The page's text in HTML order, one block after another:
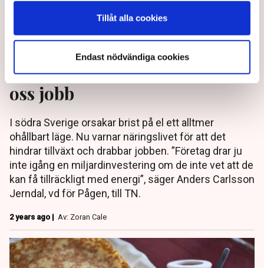
Tillåt alla cookies
Endast nödvändiga cookies
Pågen: Elkrisen hotar
miljardinvesteringar – kostar
oss jobb
I södra Sverige orsakar brist på el ett alltmer
ohållbart läge. Nu varnar näringslivet för att det
hindrar tillväxt och drabbar jobben. ”Företag drar ju
inte igång en miljardinvestering om de inte vet att de
kan få tillräckligt med energi”, säger Anders Carlsson
Jerndal, vd för Pågen, till TN.
2 years ago | Av: Zoran Cale